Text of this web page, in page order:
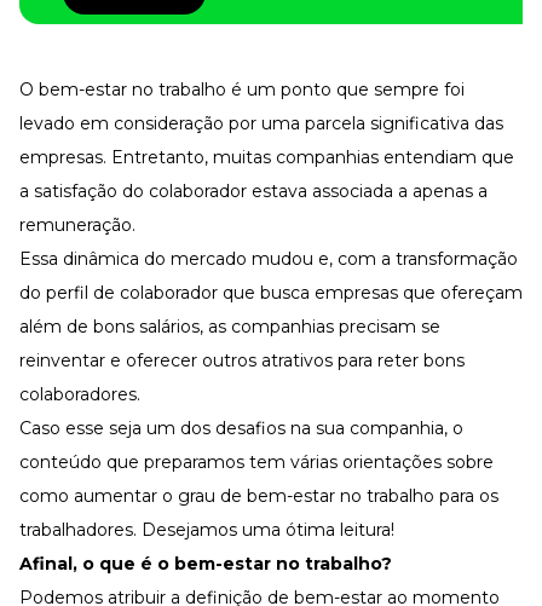
Desenvolva a sua equipe
Materiais Gratuitos
Todos os Materiais Gratuitos
Confira nossos materiais
E-book
Aprofunde seu conhecimento
Ferramentas e Templates
Infográfico
Conteúdo prático e rápido
Materiais centralizados
Lives
Newsletters
O bem-estar no trabalho é um ponto que sempre foi
levado em consideração por uma parcela significativa das
empresas. Entretanto, muitas companhias entendiam que
a satisfação do colaborador estava associada a apenas a
remuneração.
Essa dinâmica do mercado mudou e, com a transformação
do perfil de colaborador que busca empresas que ofereçam
além de bons salários, as companhias precisam se
reinventar e oferecer outros atrativos para reter bons
colaboradores.
Caso esse seja um dos desafios na sua companhia, o
conteúdo que preparamos tem várias orientações sobre
como aumentar o grau de bem-estar no trabalho para os
trabalhadores. Desejamos uma ótima leitura!
Afinal, o que é o bem-estar no trabalho?
Podemos atribuir a definição de bem-estar ao momento